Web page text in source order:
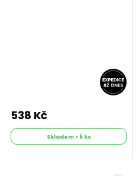
538 Kč
Skladem > 5 ks